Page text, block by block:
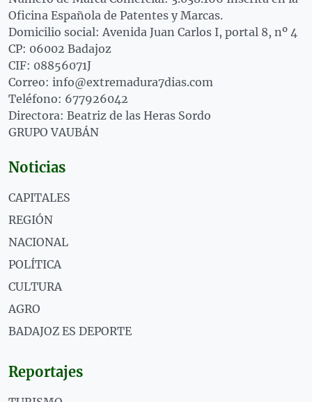
Oficina Española de Patentes y Marcas.
Domicilio social: Avenida Juan Carlos I, portal 8, nº 4
CP: 06002 Badajoz
CIF: 08856071J
Correo: info@extremadura7dias.com
Teléfono: 677926042
Directora: Beatriz de las Heras Sordo
GRUPO VAUBÁN
Noticias
CAPITALES
REGIÓN
NACIONAL
POLÍTICA
CULTURA
AGRO
BADAJOZ ES DEPORTE
Reportajes